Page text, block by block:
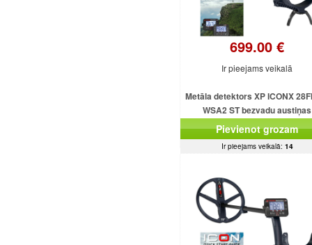
699.00 €
Ir pieejams veikalā
Metāla detektors XP ICONX
WSA2 ST bezvadu austiņas
Pievienot grozam
Ir pieejams veikalā: 14